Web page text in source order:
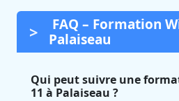
FAQ – Formation
Palaiseau
Qui peut suivre une
11 à Palaiseau ?